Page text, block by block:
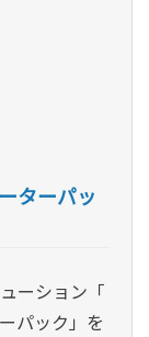
ターパッ
ーション「
パック」を